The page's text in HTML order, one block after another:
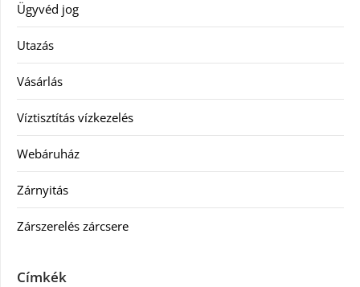
Ügyvéd jog
Utazás
Vásárlás
Víztisztítás vízkezelés
Webáruház
Zárnyitás
Zárszerelés zárcsere
Címkék